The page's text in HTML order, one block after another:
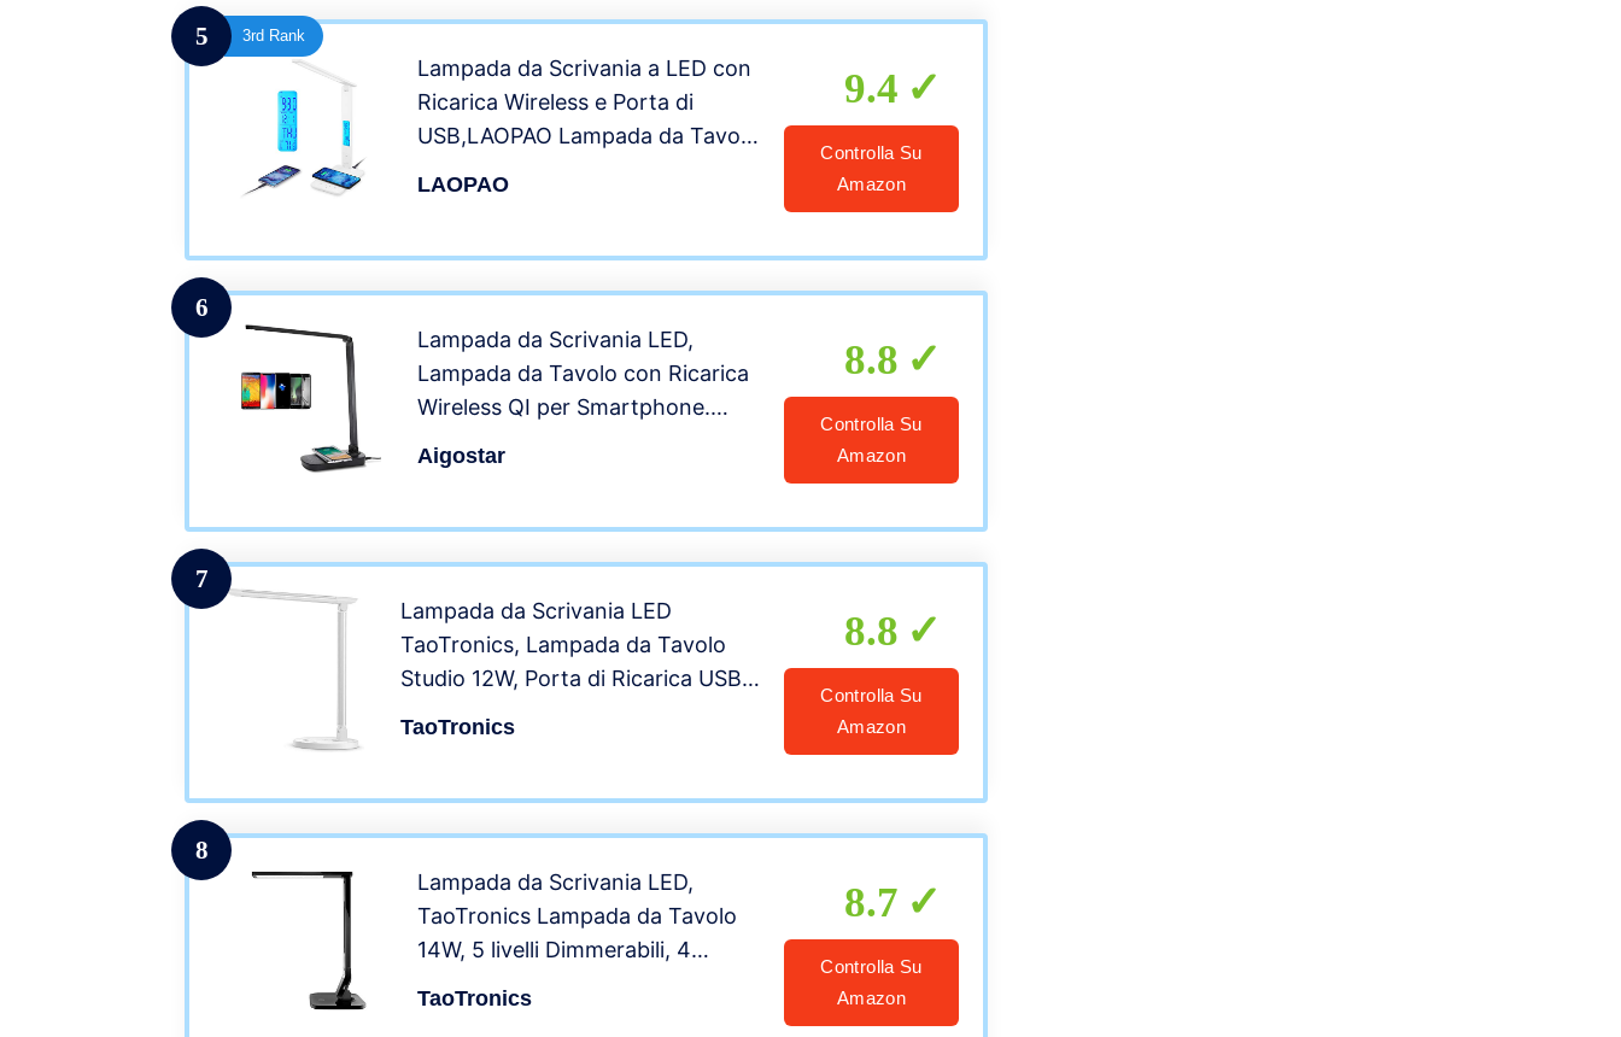
5 3rd Rank
Lampada da Scrivania a LED con
Ricarica Wireless e Porta di
USB,LAOPAO Lampada da Tavolo
LAOPAO
9.4
Controlla Su
Amazon
6
Lampada da Scrivania LED,
Lampada da Tavolo con Ricarica
Wireless QI per Smartphone.
Modalità Graduali di
Aigostar
8.8
Controlla Su
Amazon
7
Lampada da Scrivania LED
TaoTronics, Lampada da Tavolo
Studio 12W, Porta di Ricarica USB
TaoTronics
8.8
Controlla Su
Amazon
8
Lampada da Scrivania LED,
TaoTronics Lampada da Tavolo
14W, 5 livelli Dimmerabili, 4
TaoTronics
8.7
Controlla Su
Amazon